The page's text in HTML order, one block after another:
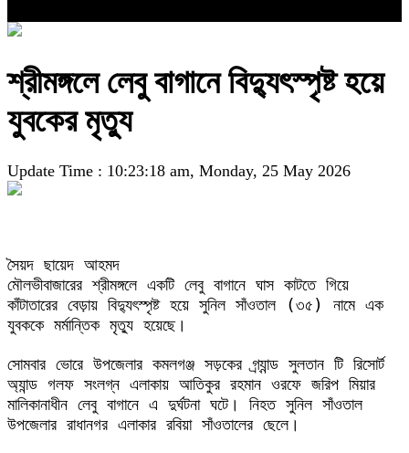
শ্রীমঙ্গলে লেবু বাগানে বিদ্যুৎস্পৃষ্ট হয়ে
যুবকের মৃত্যু
Update Time : 10:23:18 am, Monday, 25 May 2026
সৈয়দ ছায়েদ আহমদ
মৌলভীবাজারের শ্রীমঙ্গলে একটি লেবু বাগানে ঘাস কাটতে গিয়ে
কাঁটাতারের বেড়ায় বিদ্যুৎস্পৃষ্ট হয়ে সুনিল সাঁওতাল (৩৫) নামে এক
যুবককে মর্মান্তিক মৃত্যু হয়েছে।
সোমবার ভোরে উপজেলার কমলগঞ্জ সড়কের গ্র্যান্ড সুলতান টি রিসোর্ট
অ্যান্ড গলফ সংলগ্ন এলাকায় আতিকুর রহমান ওরফে জরিপ মিয়ার
মালিকানাধীন লেবু বাগানে এ দুর্ঘটনা ঘটে। নিহত সুনিল সাঁওতাল
উপজেলার রাধানগর এলাকার রবিয়া সাঁওতালের ছেলে।